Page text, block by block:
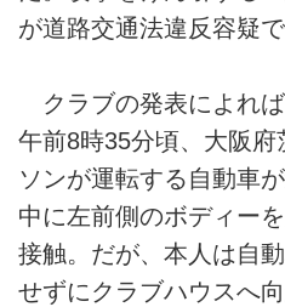
が道路交通法違反容疑
クラブの発表によれ
午前8時35分頃、大阪府
ソンが運転する自動車
中に左前側のボディー
接触。だが、本人は自
せずにクラブハウスへ